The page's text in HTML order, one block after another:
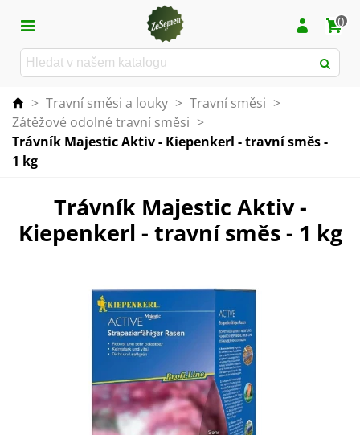
0
> Travní směsi a louky > Travní směsi >
Zátěžové odolné travní směsi >
Trávník Majestic Aktiv - Kiepenkerl - travní směs -
1 kg
Trávník Majestic Aktiv -
Kiepenkerl - travní směs - 1 kg